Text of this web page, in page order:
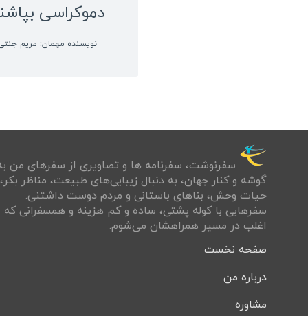
دموکراسی
نویسنده مهمان: مریم
سفرنوشت‌، سفرنامه ها و تصاويری از سفرهای من
گوشه و كنار جهان، به دنبال زيبايی‌های طبيعت، مناظر بكر،
حيات وحش، بناهای باستانی و مردم دوست داشتنی.
سفرهايی با کوله پشتی، ساده و كم هزينه و همسفرانی كه
اغلب در مسير همراهشان می‌شوم.
صفحه نخست
درباره من
مشاوره